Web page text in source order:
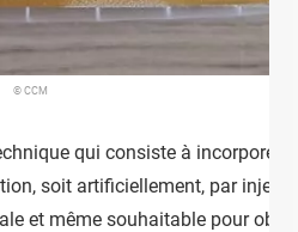
© CCM
qui consiste à incorporer
soit artificiellement, par
et même souhaitable pour